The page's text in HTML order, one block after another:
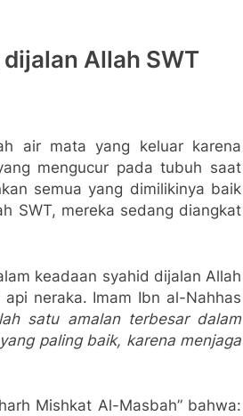
Allah SWT
air mata yang keluar karena
mengucur pada tubuh saat
semua yang dimilikinya baik
SWT, mereka sedang diangkat
keadaan syahid dijalan Allah
neraka. Imam Ibn al-Nahhas
satu amalan terbesar dalam
paling baik, karena menjaga
Mishkat Al-Masbah” bahwa: